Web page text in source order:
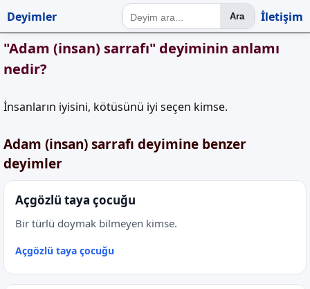
Deyimler Ara İletişim
"Adam (insan) sarrafı" deyiminin anlamı
nedir?
İnsanların iyisini, kötüsünü iyi seçen kimse.
Adam (insan) sarrafı deyimine benzer
deyimler
Açgözlü taya çocuğu
Bir türlü doymak bilmeyen kimse.
Açgözlü taya çocuğu